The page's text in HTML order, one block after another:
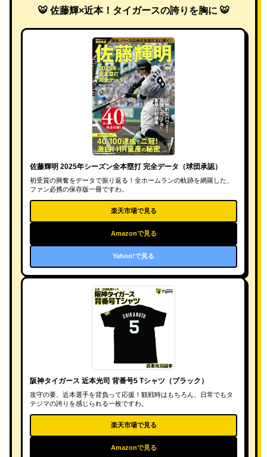
🐯 佐藤輝×近本！タイガースの誇りを胸に 🐯
佐藤輝明 2025年シーズン全本塁打 完全データ（球団承認）
初受賞の興奮をデータで振り返る！全ホームランの軌跡を網羅した、
ファン必携の保存版一冊ですわ。
楽天市場で見る
Amazonで見る
Yahoo!で見る
阪神タイガース 近本光司 背番号5 Tシャツ（ブラック）
攻守の要、近本選手を背負って応援！観戦時はもちろん、日常でもタ
テジマの誇りを感じられる一枚ですわ。
楽天市場で見る
Amazonで見る